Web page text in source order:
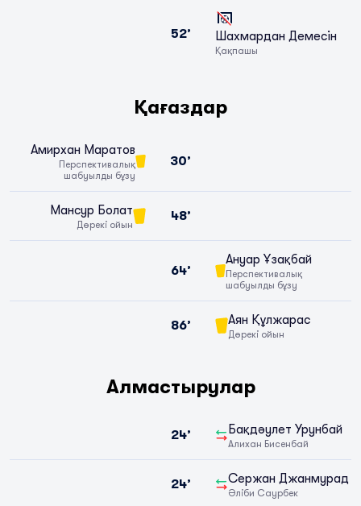
52’
Қақпашы
Шахмардан Демесін
Қағаздар
Амирхан Маратов
Перспективалық
шабуылды бұзу
30’
Мансур Болат
Дөрекі ойын
48’
64’
Ануар Ұзақбай
Перспективалық
шабуылды бұзу
86’ Аян Құлжарас
Дөрекі ойын
Алмастырулар
24’ Бақдәулет Урунбай
Алихан Бисенбай
24’ Сержан Джанмурад
Әліби Саурбек